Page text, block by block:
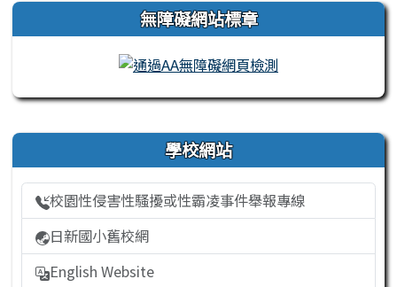
無障礙網站標章
右邊區域內容 學校網站
校園性侵害性騷擾或性霸凌事件舉報專線
日新國小舊校網
English Website